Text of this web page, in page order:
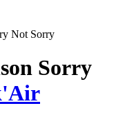
Not Sorry
Sorry